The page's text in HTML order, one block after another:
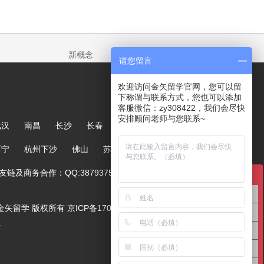
新概念
南昌 长沙 长春 哈尔滨 大连 郑州
杭州下沙 佛山 苏州
商务合作：QQ:387937567
矢留学 版权所有 京ICP备17005244号-1
澳洲留学咨询
美国留学咨询
请您留言
欢迎访问金矢留学官网，您可以留
下称谓与联系方式，您也可以添加
客服微信：zy308422，我们会尽快
安排顾问老师与您联系~